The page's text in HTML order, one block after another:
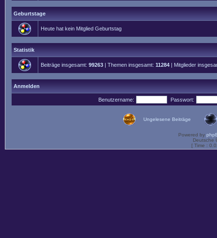
Geburtstage
Heute hat kein Mitglied Geburtstag
Statistik
Beiträge insgesamt: 99263 | Themen insgesamt: 11284 | Mitglieder
Anmelden
Benutzername: Passwort:
Ungelesene Beiträge
Powered by
Deutsche
[ Time :